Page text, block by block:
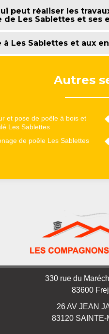
peut réaliser les
Les Sablettes et ses
Les Sablettes et aux
Autres
et pose de poêle à bois et
Les Sablettes
de poêle Les Sablettes
330 rue du
83600
26 AV JEAN
83120 SAINTE-